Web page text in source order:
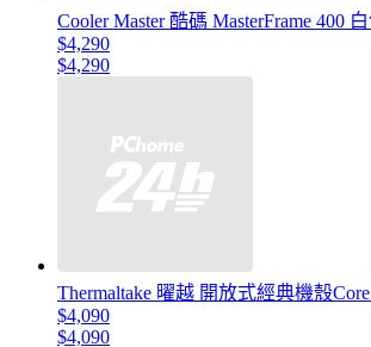
Cooler Master 酷碼 MasterFrame 400
$4,290
$4,290
Thermaltake 曜越 開放式經典機殼
$4,090
$4,090